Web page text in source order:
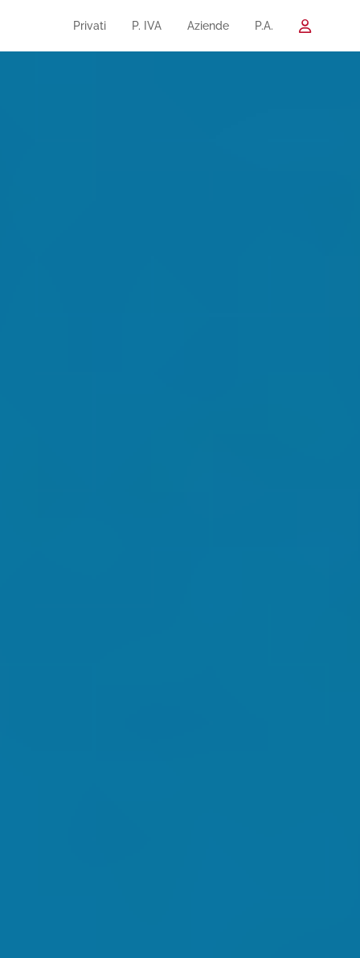
Privati P. IVA Aziende P.A.